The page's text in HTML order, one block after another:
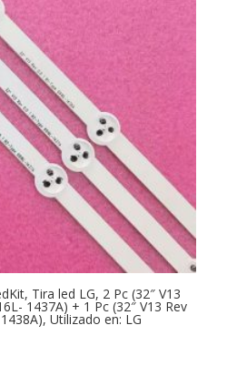
Tira led LG, 2 Pc (32″ V13
1437A) + 1 Pc (32″ V13 Rev
Utilizado en: LG